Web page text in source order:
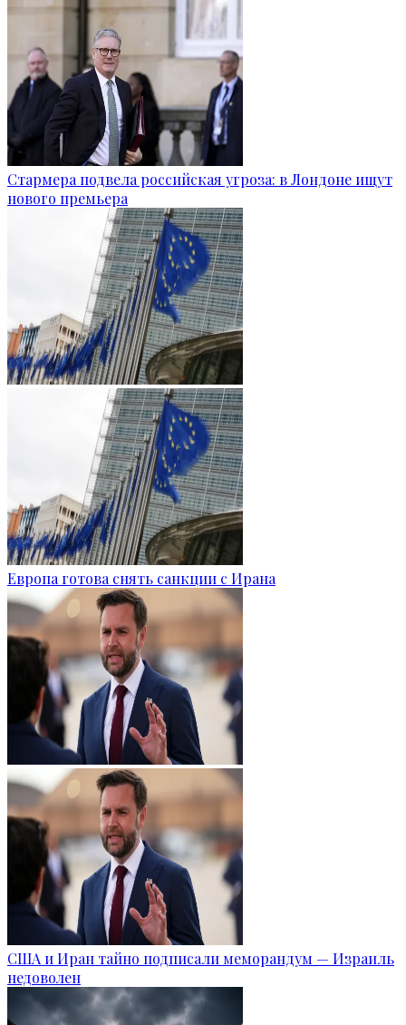
Стармера подвела российская угроза: в Лондоне ищут
нового премьера
Европа готова снять санкции с Ирана
США и Иран тайно подписали меморандум — Израиль
недоволен